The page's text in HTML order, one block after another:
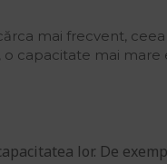
mai frecvent,
capacitate mai
lor. De